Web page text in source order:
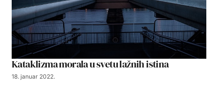
Kataklizma morala u svetu lažnih istina
18. januar 2022.